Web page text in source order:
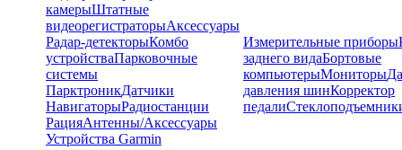
камерыШтатные
видеорегистраторыАксессуары
Радар-детекторыКомбо
устройстваПарковочные
системы
ПарктроникДатчики
НавигаторыРадиостанции
РацияАнтенны/Аксессуары
Устройства Garmin
Измерительные приборы
заднего видаБортовые
компьютерыМониторы
давления шинКорректор
педали